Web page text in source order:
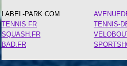
LABEL-PARK.COM
TENNIS.FR
SQUASH.FR
BAD.FR
TENNIS-